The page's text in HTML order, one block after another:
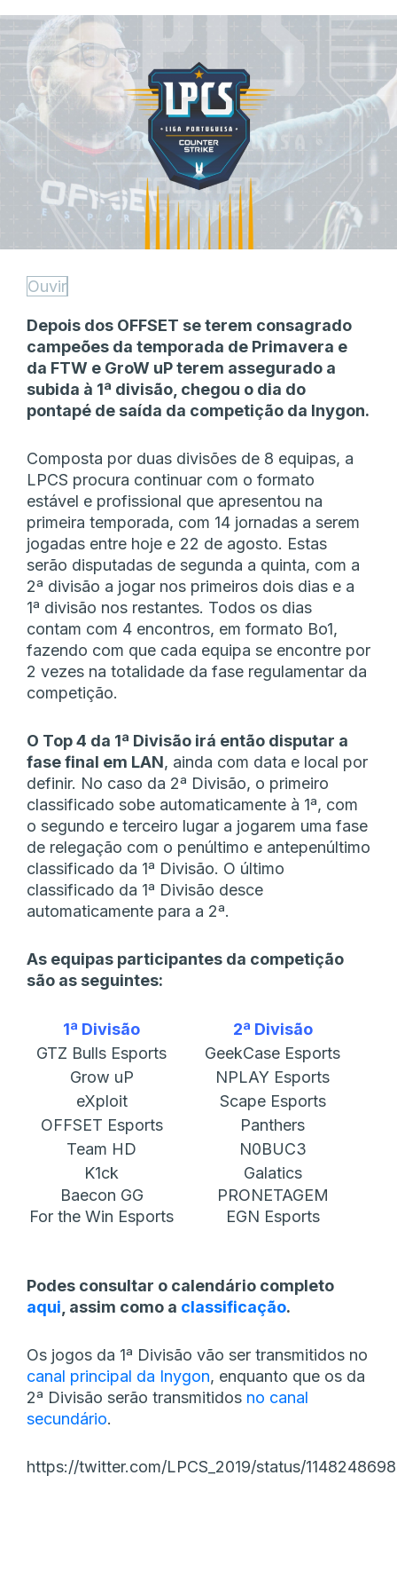
Ouvir
Depois dos OFFSET se terem consagrado
campeões da temporada de Primavera e
da FTW e GroW uP terem assegurado a
subida à 1ª divisão, chegou o dia do
pontapé de saída da competição da Inygon.
Composta por duas divisões de 8 equipas, a
LPCS procura continuar com o formato
estável e profissional que apresentou na
primeira temporada, com 14 jornadas a serem
jogadas entre hoje e 22 de agosto. Estas
serão disputadas de segunda a quinta, com a
2ª divisão a jogar nos primeiros dois dias e a
1ª divisão nos restantes. Todos os dias
contam com 4 encontros, em formato Bo1,
fazendo com que cada equipa se encontre por
2 vezes na totalidade da fase regulamentar da
competição.
O Top 4 da 1ª Divisão irá então disputar a
fase final em LAN, ainda com data e local por
definir. No caso da 2ª Divisão, o primeiro
classificado sobe automaticamente à 1ª, com
o segundo e terceiro lugar a jogarem uma fase
de relegação com o penúltimo e antepenúltimo
classificado da 1ª Divisão. O último
classificado da 1ª Divisão desce
automaticamente para a 2ª.
As equipas participantes da competição
são as seguintes:
1ª Divisão
2ª Divisão
GTZ Bulls Esports
GeekCase Esports
Grow uP
NPLAY Esports
eXploit
Scape Esports
OFFSET Esports
Panthers
Team HD
N0BUC3
K1ck
Galatics
Baecon GG
PRONETAGEM
For the Win Esports
EGN Esports
Podes consultar o calendário completo
aqui , assim como a classificação.
Os jogos da 1ª Divisão vão ser transmitidos no
canal principal da Inygon, enquanto que os da
2ª Divisão serão transmitidos no canal
secundário.
https://twitter.com/LPCS_2019/status/